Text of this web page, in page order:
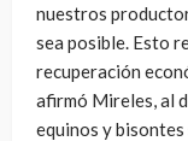
nuestros
sea posible. Esto
recuperación
afirmó Mireles, al
equinos y